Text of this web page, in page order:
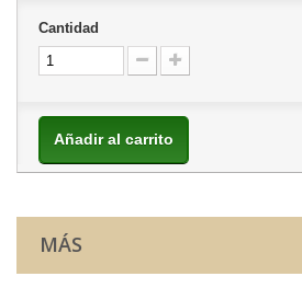
Cantidad
Añadir al carrito
MÁS